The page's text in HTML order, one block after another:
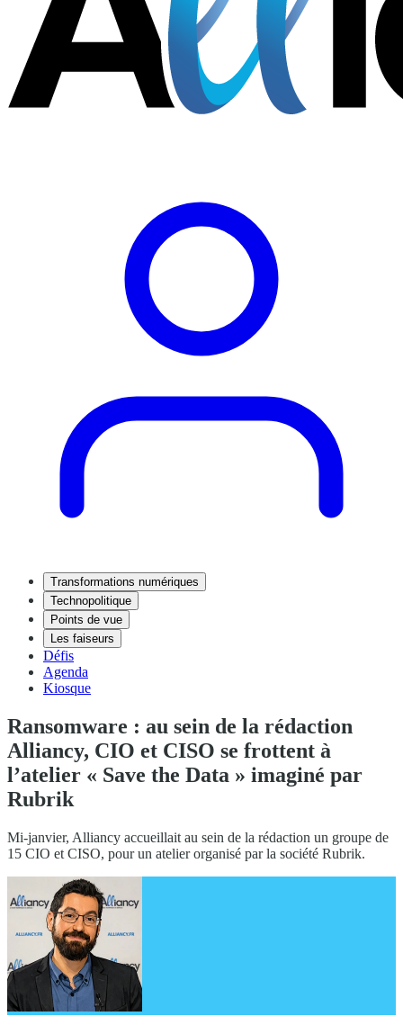
Transformations numériques
Technopolitique
Points de vue
Les faiseurs
Défis
Agenda
Kiosque
Ransomware : au sein de la rédaction
Alliancy, CIO et CISO se frottent à
l’atelier « Save the Data » imaginé par
Rubrik
Mi-janvier, Alliancy accueillait au sein de la rédaction un groupe de
15 CIO et CISO, pour un atelier organisé par la société Rubrik.